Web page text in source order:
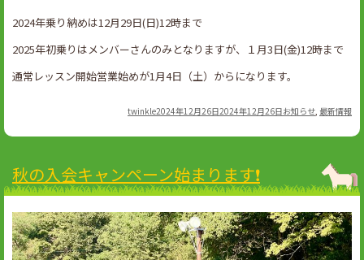
2024年乗り納めは12月29日(日)12時まで
2025年初乗りはメンバーさんのみとなりますが、１月3日(金)12時まで
通常レッスン開始営業始めが1月4日（土）からになります。
Author
twinklePosted
2024年12月26日2024年12月26日Categories
お知らせ, 最新情報
秋の入会キャンペーン始まります❗️